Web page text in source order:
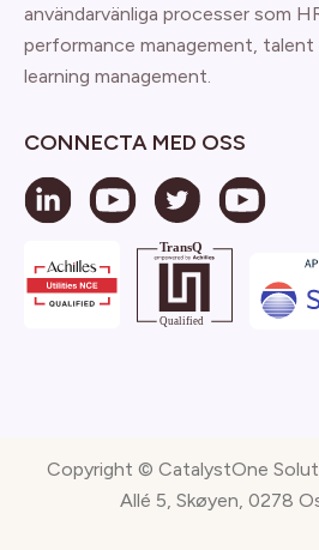
användarvänliga processer som
performance management,
learning management.
CONNECTA MED OSS
Copyright © CatalystOne
Allé 5, Skøyen, 0278